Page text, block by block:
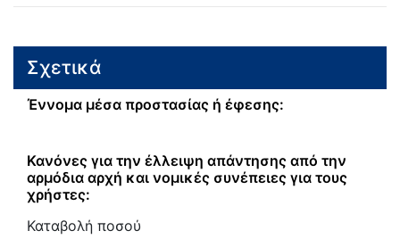
Σχετικά
Έννομα μέσα προστασίας ή έφεσης:
Κανόνες για την έλλειψη απάντησης από την
αρμόδια αρχή και νομικές συνέπειες για τους
χρήστες:
Καταβολή ποσού